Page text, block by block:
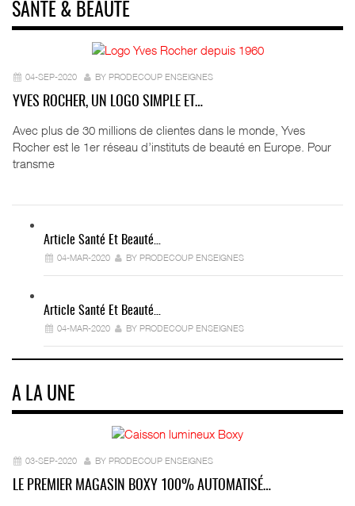
SANTÉ & BEAUTÉ
04-SEP-2020 BY PRODECOUP ENSEIGNES
YVES ROCHER, UN LOGO SIMPLE ET…
Avec plus de 30 millions de clientes dans le monde, Yves
Rocher est le 1er réseau d’instituts de beauté en Europe. Pour
transme
Article Santé Et Beauté…
04-MAR-2020 BY PRODECOUP ENSEIGNES
Article Santé Et Beauté…
04-MAR-2020 BY PRODECOUP ENSEIGNES
A LA UNE
03-SEP-2020 BY PRODECOUP ENSEIGNES
LE PREMIER MAGASIN BOXY 100% AUTOMATISÉ…